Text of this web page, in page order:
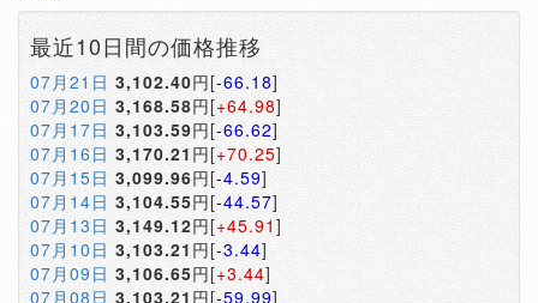
最近10日間の価格推移
07月21日 3,102.40円[-66.18]
07月20日 3,168.58円[+64.98]
07月17日 3,103.59円[-66.62]
07月16日 3,170.21 円[+70.25]
07月15日 3,099.96円[-4.59]
07月14日 3,104.55円[-44.57]
07月13日 3,149.12円[+45.91 ]
07月10日 3,103.21円[-3.44]
07月09日 3,106.65円[+3.44]
07月08日 3,103.21 円[-59.99]